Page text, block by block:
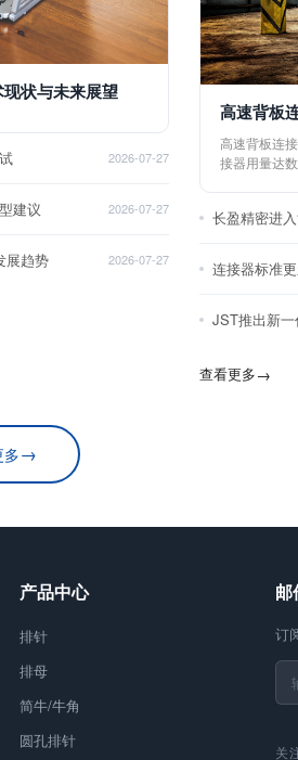
状与未来展望
2026-07-27
建议 2026-07-27
展趋势 2026-07-27
高速背板
高速背板连
接器用量达
长盈精密进
JST推出新
查看更多→
→
产品中心
排针
排母
简牛/牛角
圆孔排针
邮
订
关